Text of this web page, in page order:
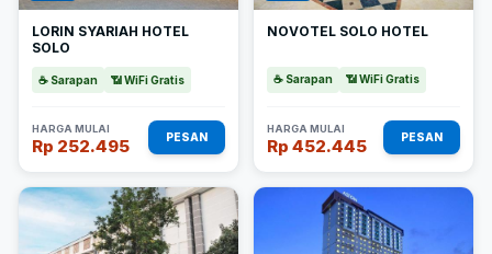
LORIN SYARIAH HOTEL
SOLO
☕ Sarapan 📶 WiFi Gratis
HARGA MULAI
Rp 252.495 PESAN
NOVOTEL SOLO HOTEL
☕ Sarapan 📶 WiFi Gratis
HARGA MULAI
Rp 452.445 PESAN